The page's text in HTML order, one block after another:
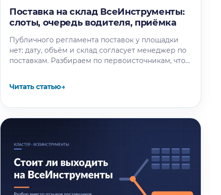
Поставка на склад ВсеИнструменты:
слоты, очередь водителя, приёмка
Публичного регламента поставок у площадки
нет: дату, объём и склад согласует менеджер по
поставкам. Разбираем по первоисточникам, что
Читать статью→